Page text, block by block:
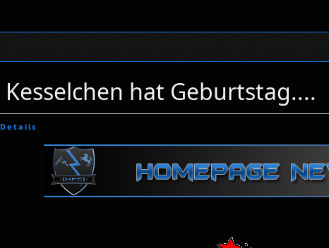
Kesselchen hat Geburtstag....
Details